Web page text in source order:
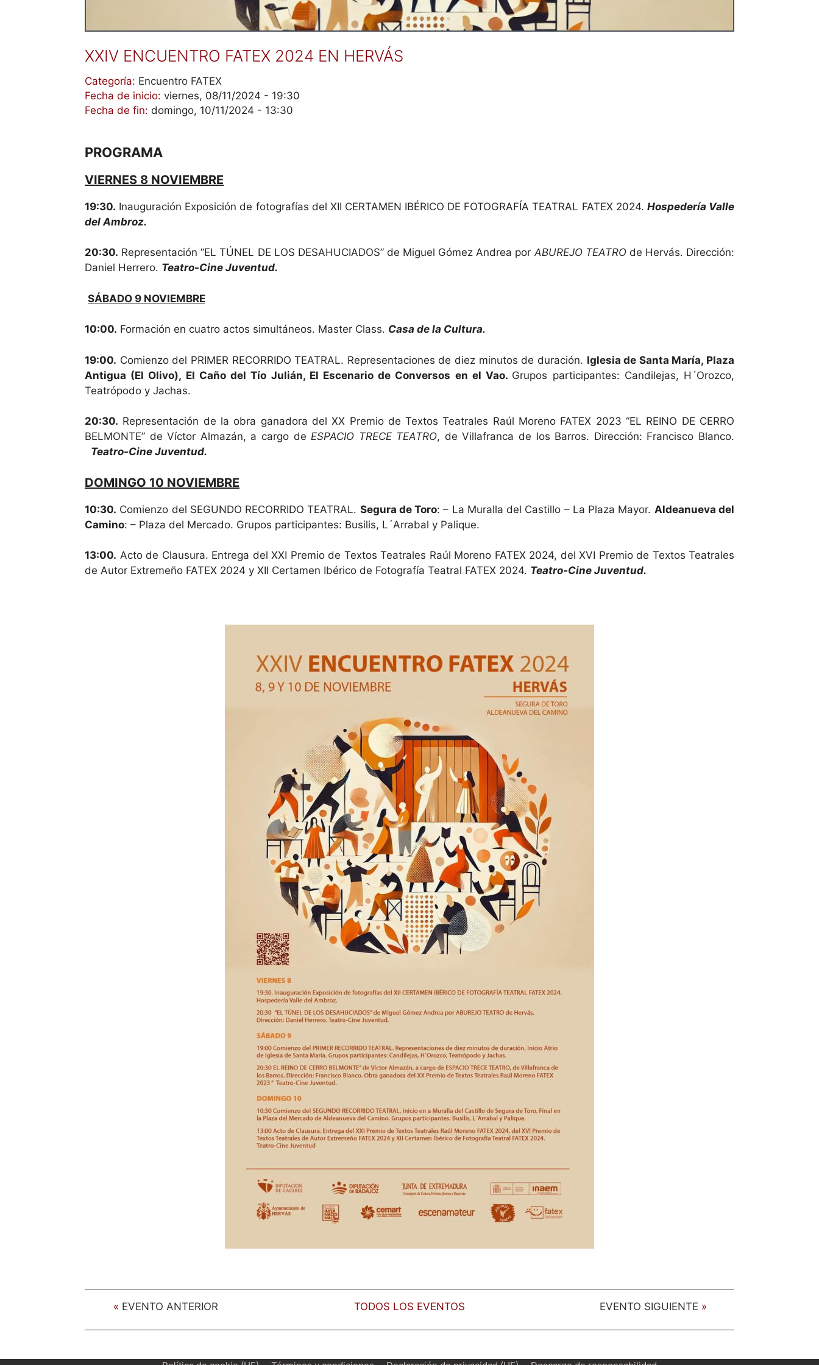
XXIV ENCUENTRO FATEX 2024 EN HERVÁS
Categoría: Encuentro FATEX
Fecha de inicio: viernes, 08/11/2024 - 19:30
Fecha de fin: domingo, 10/11/2024 - 13:30
PROGRAMA
VIERNES 8 NOVIEMBRE
19:30. Inauguración Exposición de fotografías del XII CERTAMEN IBÉRICO DE FOTOGRAFÍA TEATRAL FATEX 2024. Hospedería Valle
del Ambroz.
20:30. Representación ”EL TÚNEL DE LOS DESAHUCIADOS” de Miguel Gómez Andrea porABUREJO TEATROde Hervás. Dirección:
Daniel Herrero. Teatro-Cine Juventud.
SÁBADO 9 NOVIEMBRE
10:00. Formación en cuatro actos simultáneos. Master Class. Casa de la Cultura.
19:00. Comienzo del PRIMER RECORRIDO TEATRAL. Representaciones de diez minutos de duración. Iglesia de Santa María, Plaza
Antigua (El Olivo), El Caño del Tío Julián, El Escenario de Conversos en el Vao. Grupos participantes: Candilejas, H´Orozco,
Teatrópodo y Jachas.
20:30. Representación de la obra ganadora del XX Premio de Textos Teatrales Raúl Moreno FATEX 2023 “EL REINO DE CERRO
BELMONTE” de Víctor Almazán, a cargo deESPACIO TRECE TEATRO, de Villafranca de los Barros. Dirección: Francisco Blanco.
Teatro-Cine Juventud.
DOMINGO 10 NOVIEMBRE
10:30. Comienzo del SEGUNDO RECORRIDO TEATRAL. Segura de Toro: – La Muralla del Castillo – La Plaza Mayor. Aldeanueva del
Camino: – Plaza del Mercado. Grupos participantes: Busilis, L´Arrabal y Palique.
13:00. Acto de Clausura. Entrega del XXI Premio de Textos Teatrales Raúl Moreno FATEX 2024, del XVI Premio de Textos Teatrales
de Autor Extremeño FATEX 2024 y XII Certamen Ibérico de Fotografía Teatral FATEX 2024. Teatro-Cine Juventud.
« EVENTO ANTERIOR TODOS LOS EVENTOS EVENTO SIGUIENTE »